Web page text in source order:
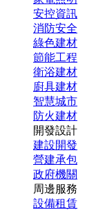
安控資訊
消防安全
綠色建材
節能工程
衛浴建材
廚具建材
智慧城市
防火建材
開發設計
建設開發
營建承包
政府機關
周邊服務
設備租賃